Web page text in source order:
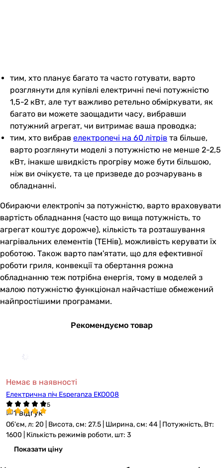
тим, хто планує багато та часто готувати, варто
розглянути для купівлі електричні печі потужністю
1,5-2 кВт, але тут важливо ретельно обміркувати, як
багато ви можете заощадити часу, вибравши
потужний агрегат, чи витримає ваша проводка;
тим, хто вибрав електропечі на 60 літрів та більше,
варто розглянути моделі з потужністю не менше 2-2,5
кВт, інакше швидкість прогріву може бути більшою,
ніж ви очікуєте, та це призведе до розчарувань в
обладнанні.
Обираючи електропіч за потужністю, варто враховувати
вартість обладнання (часто що вища потужність, то
агрегат коштує дорожче), кількість та розташування
нагрівальних елементів (ТЕНів), можливість керувати їх
роботою. Також варто пам'ятати, що для ефективної
роботи гриля, конвекції та обертання рожна
обладнанню теж потрібна енергія, тому в моделей з
малою потужністю функціонал найчастіше обмежений
найпростішими програмами.
Рекомендуємо товар
Немає в наявності
Електрична піч Esperanza EKO008
1 відгук
Об'єм, л: 20 | Висота, см: 27.5 | Ширина, см: 44 | Потужність, Вт:
1600 | Кількість режимів роботи, шт: 3
Показати ціну